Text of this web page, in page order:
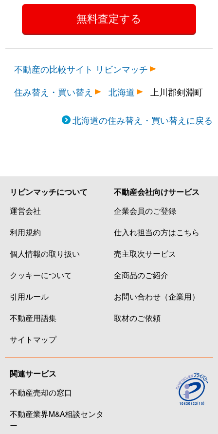
不動産の比較サイト リビンマッチ
住み替え・買い替え
北海道 上川郡剣淵町
北海道の住み替え・買い替えに戻る
リビンマッチについて
運営会社
利用規約
個人情報の取り扱い
クッキーについて
引用ルール
不動産用語集
サイトマップ
不動産会社向けサービス
企業会員のご登録
仕入れ担当の方はこちら
売主取次サービス
全商品のご紹介
お問い合わせ（企業用）
取材のご依頼
関連サービス
不動産売却の窓口
不動産業界M&A相談センタ
ー